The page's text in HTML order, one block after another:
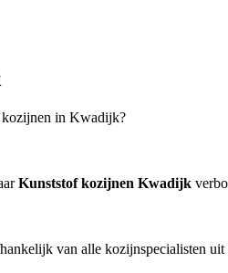
kozijnen in Kwadijk?
Kunststof kozijnen Kwadijk
van alle kozijnspecialisten